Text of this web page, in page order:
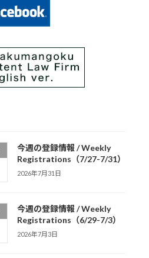
今週の登録情報 / Weekly
Registrations（7/27-7/31）
2026年7月31日
今週の登録情報 / Weekly
Registrations（6/29-7/3）
2026年7月3日